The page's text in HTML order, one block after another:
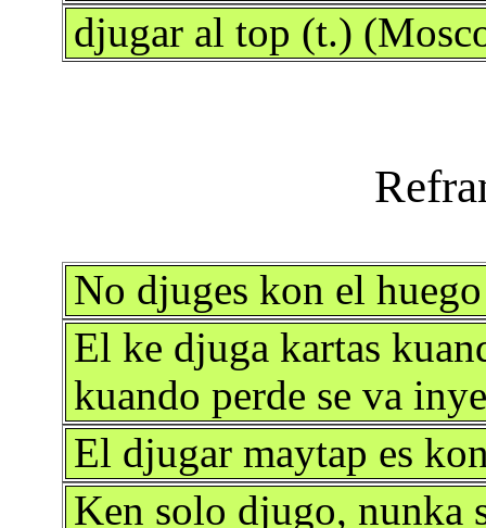
djugar al top (t.)
No djuges kon el
El ke djuga kartas
kuando perde se va
El djugar maytap es
Ken solo djugo, nunka